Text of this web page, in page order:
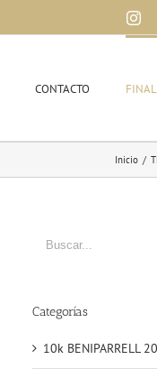
CONTACTO
Inicio /
Buscar
Categorías
10k BENIPARRELL